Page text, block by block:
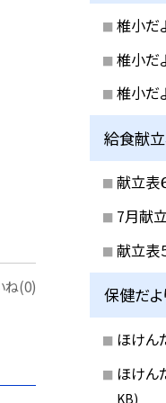
ね(0)
椎小だ
椎小だ
椎小だ
給食献
献立表
7月献
献立表
保健だよ
ほけん
ほけん
KB)